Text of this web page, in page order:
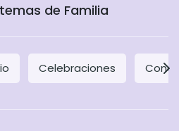
de Familia
Celebraciones